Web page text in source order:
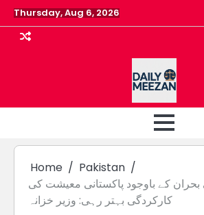
Skip
to
content
Thursday, Aug 6, 2026
Home
Pakistan
کے باوجود پاکستانی معیشت کی
کارکردگی بہتر رہی: وزیر خزانہ